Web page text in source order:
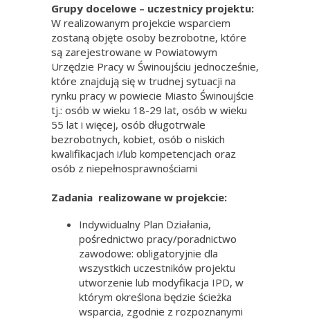
Grupy docelowe – uczestnicy projektu:
W realizowanym projekcie wsparciem
zostaną objęte osoby bezrobotne, które
są zarejestrowane w Powiatowym
Urzędzie Pracy w Świnoujściu jednocześnie,
które znajdują się w trudnej sytuacji na
rynku pracy w powiecie Miasto Świnoujście
tj.: osób w wieku 18-29 lat, osób w wieku
55 lat i więcej, osób długotrwale
bezrobotnych, kobiet, osób o niskich
kwalifikacjach i/lub kompetencjach oraz
osób z niepełnosprawnościami
Zadania realizowane w projekcie:
Indywidualny Plan Działania,
pośrednictwo pracy/poradnictwo
zawodowe: obligatoryjnie dla
wszystkich uczestników projektu
utworzenie lub modyfikacja IPD, w
którym określona będzie ścieżka
wsparcia, zgodnie z rozpoznanymi